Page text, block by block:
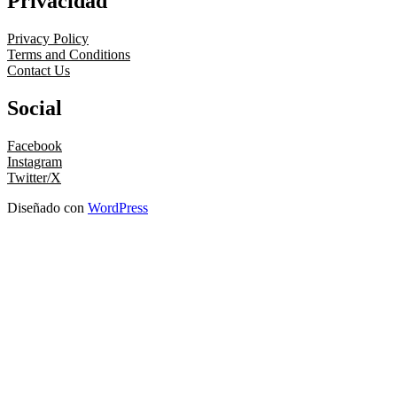
Privacy Policy
Terms and Conditions
Contact Us
Social
Facebook
Instagram
Twitter/X
Diseñado con WordPress